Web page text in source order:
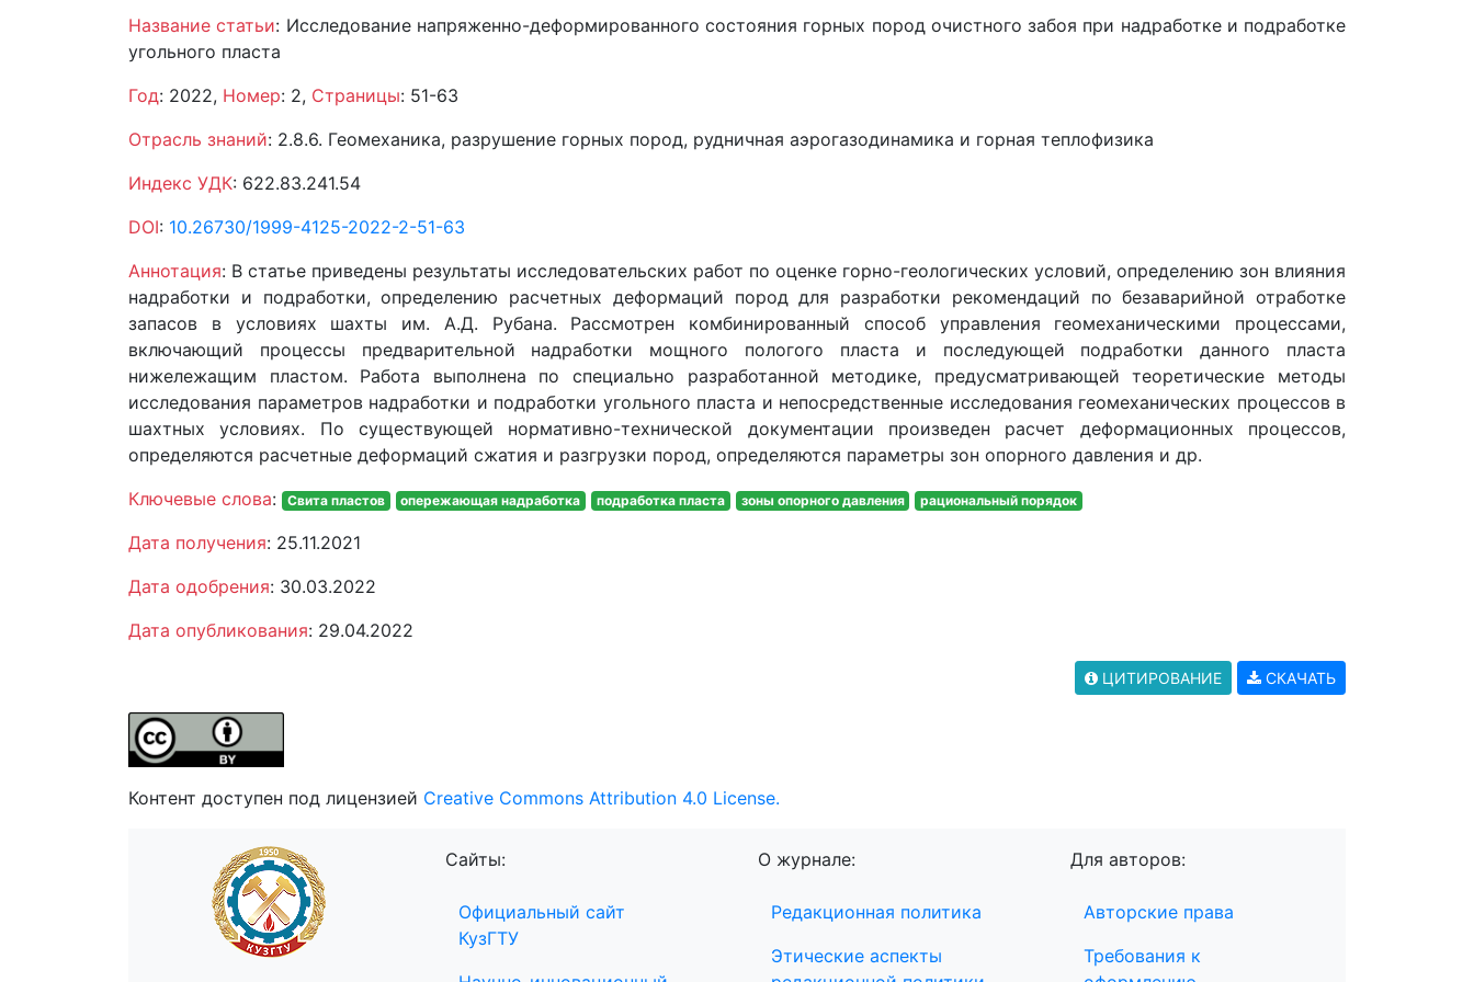
Название статьи: Исследование напряженно-деформированного состояния горных пород очистного забоя при надработке и подработке
угольного пласта
Год: 2022, Номер: 2, Страницы: 51-63
Отрасль знаний: 2.8.6. Геомеханика, разрушение горных пород, рудничная аэрогазодинамика и горная теплофизика
Индекс УДК: 622.83.241.54
DOI: 10.26730/1999-4125-2022-2-51-63
Аннотация: В статье приведены результаты исследовательских работ по оценке горно-геологических условий, определению зон влияния
надработки и подработки, определению расчетных деформаций пород для разработки рекомендаций по безаварийной отработке
запасов в условиях шахты им. А.Д. Рубана. Рассмотрен комбинированный способ управления геомеханическими процессами,
включающий процессы предварительной надработки мощного пологого пласта и последующей подработки данного пласта
нижележащим пластом. Работа выполнена по специально разработанной методике, предусматривающей теоретические методы
исследования параметров надработки и подработки угольного пласта и непосредственные исследования геомеханических процессов в
шахтных условиях. По существующей нормативно-технической документации произведен расчет деформационных процессов,
определяются расчетные деформаций сжатия и разгрузки пород, определяются параметры зон опорного давления и др.
Ключевые слова: Свита пластов опережающая надработка подработка пласта зоны опорного давления рациональный порядок
Дата получения: 25.11.2021
Дата одобрения: 30.03.2022
Дата опубликования: 29.04.2022
ЦИТИРОВАНИЕ СКАЧАТЬ
Контент доступен под лицензией Creative Commons Attribution 4.0 License.
Сайты:
Официальный сайт
КузГТУ
О журнале:
Редакционная политика
Этические аспекты
Для авторов:
Авторские права
Требования к